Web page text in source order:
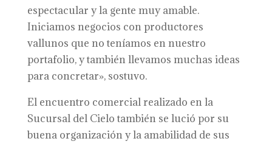
espectacular y la gente muy amable.
Iniciamos negocios con productores
vallunos que no teníamos en nuestro
portafolio, y también llevamos muchas ideas
para concretar», sostuvo.
El encuentro comercial realizado en la
Sucursal del Cielo también se lució por su
buena organización y la amabilidad de sus